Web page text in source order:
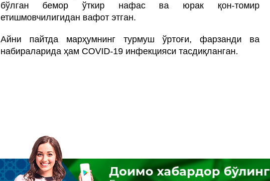
бўлган бемор ўткир нафас ва юрак қон-томир
етишмовчилигидан вафот этган.
Айни пайтда марҳумнинг турмуш ўртоғи, фарзанди ва
набираларида ҳам COVID-19 инфекцияси тасдиқланган.
Доимо хабардор бўлинг